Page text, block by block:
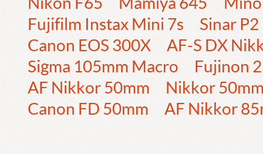
Fujifilm Instax Mini 7s
Sinar P2
Canon EOS 300X
AF-S DX
Sigma 105mm Macro
Fujinon
AF Nikkor 50mm
Nikkor
Canon FD 50mm
AF Nikkor